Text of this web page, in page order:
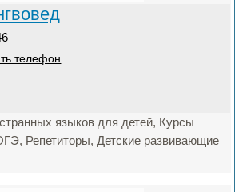
телефон
языков для детей, Курсы
Репетиторы, Детские развивающие